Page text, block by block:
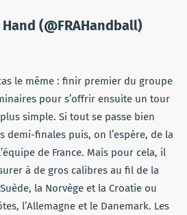
(@FRAHandball)
le même : finir premier du groupe
pour s’offrir ensuite un tour
simple. Si tout se passe bien
demi-finales puis, on l’espère, de la
de France. Mais pour cela, il
à de gros calibres au fil de la
la Norvège et la Croatie ou
l’Allemagne et le Danemark. Les